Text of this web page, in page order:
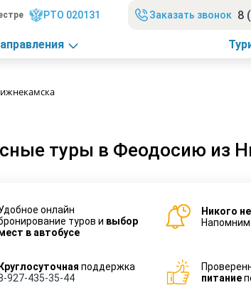
РТО 020131 Заказать звонок 8
туры в Феодосию из
онлайн
туров и выбор
в автобусе
Никого
Напомним
Круглосуточная поддержка
927-435-35-44
питание